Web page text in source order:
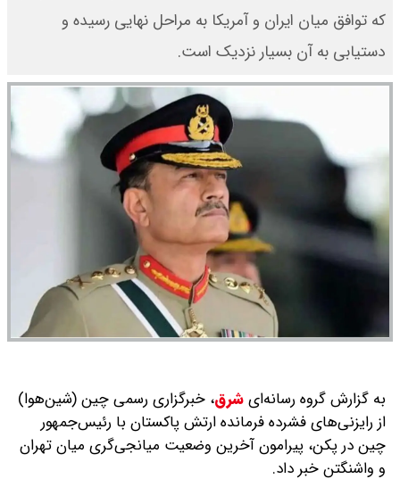
که توافق میان ایران و آمریکا به مراحل نهایی رسیده و
دستیابی به آن بسیار نزدیک است.
به گزارش گروه رسانه‌ایشرق، خبرگزاری رسمی چین (شین‌هوا)
از رایزنی‌های فشرده فرمانده ارتش پاکستان با رئیس‌جمهور
چین در پکن، پیرامون آخرین وضعیت میانجی‌گری میان تهران
و واشنگتن خبر داد.